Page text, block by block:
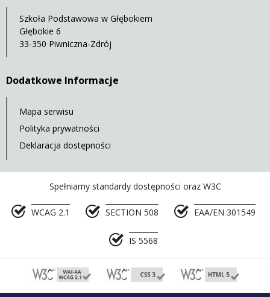
Szkoła Podstawowa w Głębokiem
Głębokie 6
33-350 Piwniczna-Zdrój
Dodatkowe Informacje
Mapa serwisu
Polityka prywatności
Deklaracja dostępności
Spełniamy standardy dostępności oraz W3C
WCAG 2.1 SECTION 508 EAA/EN 301549
IS 5568